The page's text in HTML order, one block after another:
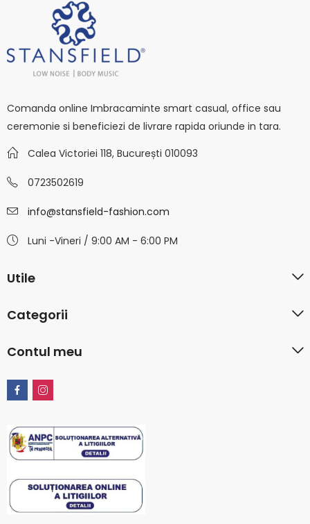
Comanda online Imbracaminte smart casual, office sau
ceremonie si beneficiezi de livrare rapida oriunde in tara.
Calea Victoriei 118, București 010093
0723502619
info@stansfield-fashion.com
Luni -Vineri / 9:00 AM - 6:00 PM
Utile
Categorii
Contul meu